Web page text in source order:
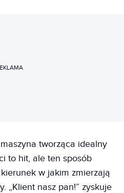
tworząca idealny
to hit, ale ten sposób
w jakim zmierzają
„Klient nasz pan!” zyskuje